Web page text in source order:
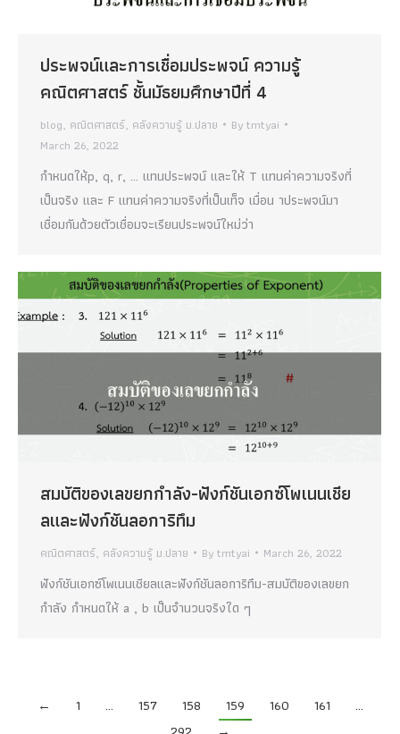
ประพจน์และการเชื่อมประพจน์ ความรู้
คณิตศาสตร์ ชั้นมัธยมศึกษาปีที่ 4
blog, คณิตศาสตร์, คลังความรู้ ม.ปลาย Bytmtyai
March 26, 2022
กำหนดให้p, q, r, … แทนประพจน์ และให้ T แทนค่าความจริงที่
เป็นจริง และ F แทนค่าความจริงที่เป็นเท็จ เมื่อน าประพจน์มา
เชื่อมกันด้วยตัวเชื่อมจะเรียนประพจน์ใหม่ว่า
สมบัติของเลขยกกำลัง-ฟังก์ชันเอกซ์โพเนนเชีย
ลและฟังก์ชันลอการิทึม
คณิตศาสตร์, คลังความรู้ ม.ปลาย Bytmtyai March 26, 2022
ฟังก์ชันเอกซ์โพเนนเชียลและฟังก์ชันลอการิทึม-สมบัติของเลขยก
กำลัง กำหนดให้ a , b เป็นจำนวนจริงใด ๆ
← 1 … 157 158 159 160 161
…